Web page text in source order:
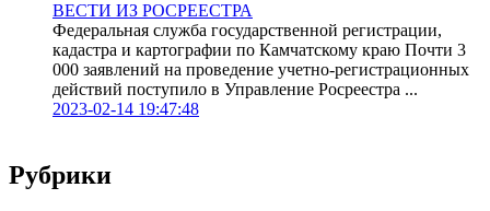
ВЕСТИ ИЗ РОСРЕЕСТРА
Федеральная служба государственной регистрации,
кадастра и картографии по Камчатскому краю Почти 3
000 заявлений на проведение учетно-регистрационных
действий поступило в Управление Росреестра ...
2023-02-14 19:47:48
Рубрики